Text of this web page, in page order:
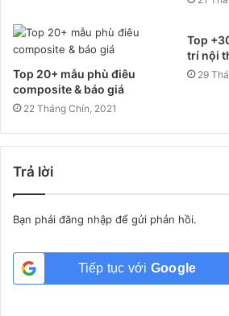
Top 20+ mẫu phù điêu
composite & báo giá
22 Tháng Chín, 2021
Top
trí nội
29
Trả lời
Bạn phải đăng nhập để gửi phản hồi.
Tiếp tục với Google